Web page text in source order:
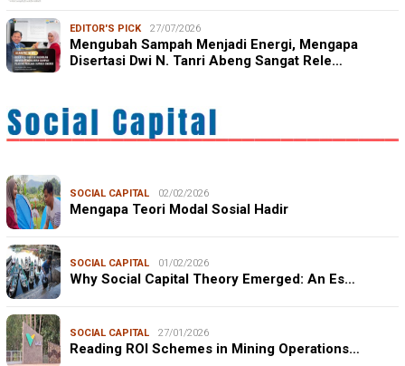
EDITOR'S PICK 27/07/2026
Mengubah Sampah Menjadi Energi, Mengapa
Disertasi Dwi N. Tanri Abeng Sangat Rele…
SOCIAL CAPITAL 02/02/2026
Mengapa Teori Modal Sosial Hadir
SOCIAL CAPITAL 01/02/2026
Why Social Capital Theory Emerged: An Es…
SOCIAL CAPITAL 27/01/2026
Reading ROI Schemes in Mining Operations…